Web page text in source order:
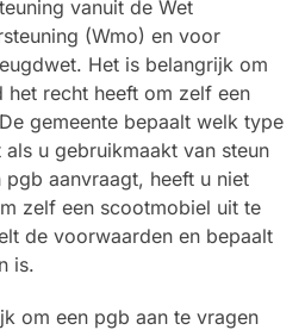
vanuit de Wet
(Wmo) en voor
Het is belangrijk om
recht heeft om zelf een
gemeente bepaalt welk type
u gebruikmaakt van steun
pgb aanvraagt, heeft u niet
zelf een scootmobiel uit te
de voorwaarden en bepaalt
is.
om een pgb aan te vragen